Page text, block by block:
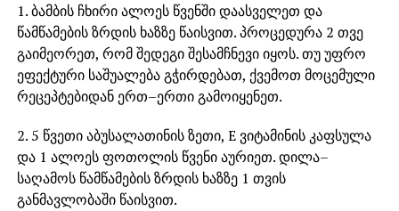
1. ბამბის ჩხირი ალოეს წვენში დაასველეთ და
წამწამების ზრდის ხაზზე წაისვით. პროცედურა 2 თვე
გაიმეორეთ, რომ შედეგი შესამჩნევი იყოს. თუ უფრო
ეფექტური საშუალება გჭირდებათ, ქვემოთ მოცემული
რეცეპტებიდან ერთ–ერთი გამოიყენეთ.
2. 5 წვეთი აბუსალათინის ზეთი, E ვიტამინის კაფსულა
და 1 ალოეს ფოთოლის წვენი აურიეთ. დილა–
საღამოს წამწამების ზრდის ხაზზე 1 თვის
განმავლობაში წაისვით.